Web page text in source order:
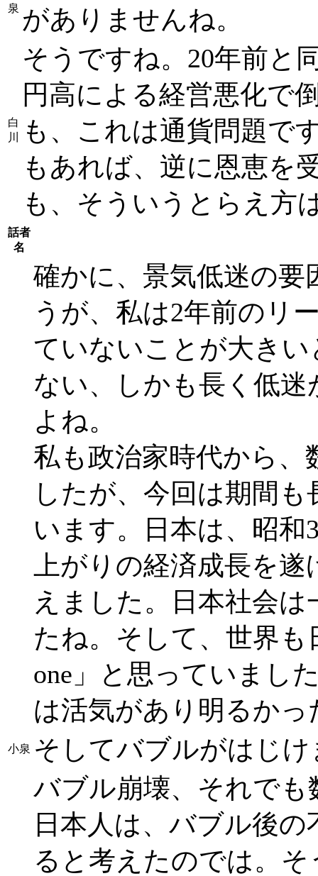
泉 がありませんね。
白
川
そうですね。20年前と
円高による経営悪化で
も、これは通貨問題で
もあれば、逆に恩恵を
も、そういうとらえ方
話者
名
確かに、景気低迷の
うが、私は2年前のリ
ていないことが大き
ない、しかも長く低
よね。
私も政治家時代から
したが、今回は期間
います。日本は、昭和
上がりの経済成長を
えました。日本社会
たね。そして、世界も
one」と思っていまし
は活気があり明るかっ
小泉 そしてバブルがはじ
バブル崩壊、それで
日本人は、バブル後
ると考えたのでは。